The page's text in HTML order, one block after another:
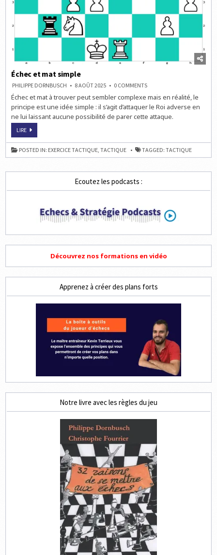
Échec et mat simple
PHILIPPE DORNBUSCH 8 AOÛT 2025 0 COMMENTSON
ET
SIMPLE
Échec et mat à trouver peut sembler complexe mais en réalité, le
principe est une idée simple : il s’agit d’attaquer le Roi adverse en
ne lui laissant aucune possibilité de parer cette attaque.
LIREÉCHEC
MAT
SIMPLE
POSTED IN: EXERCICE TACTIQUE ,TACTIQUE TAGGED:TACTIQUE
Ecoutez les podcasts :
Découvrez nos formations en vidéo
Apprenez à créer des plans forts
Notre livre avec les règles du jeu